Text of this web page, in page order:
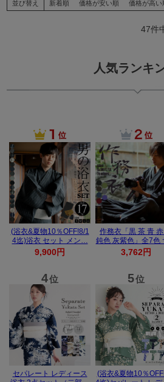
並び替え 新着順 価格が安い順 価格が高い
47件
人気ランキ